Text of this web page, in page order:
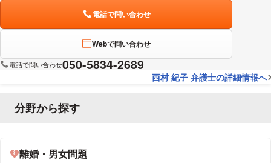
電話で問い合わせ
Webで問い合わせ
電話で問い合わせ050-5834-2689
西村 紀子 弁護士の詳細情報へ
分野から探す
離婚・男女問題